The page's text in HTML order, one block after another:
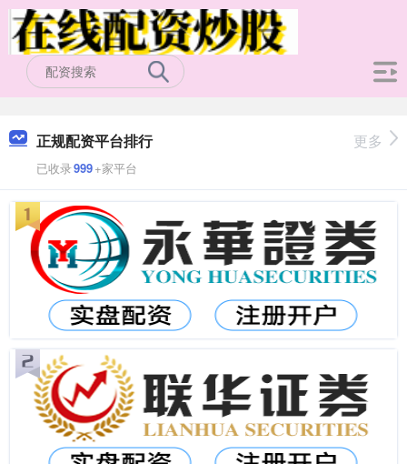
正规配资平台排行
已收录999+家平台
更多